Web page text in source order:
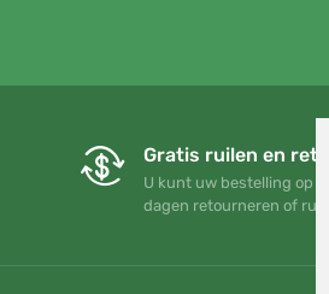
Gratis ruilen en
U kunt uw bestelling op
dagen retourneren of